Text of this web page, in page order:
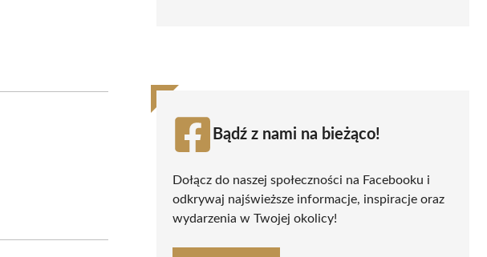
Bądź z nami na bieżąco!
Dołącz do naszej społeczności na Facebooku i
odkrywaj najświeższe informacje, inspiracje oraz
wydarzenia w Twojej okolicy!